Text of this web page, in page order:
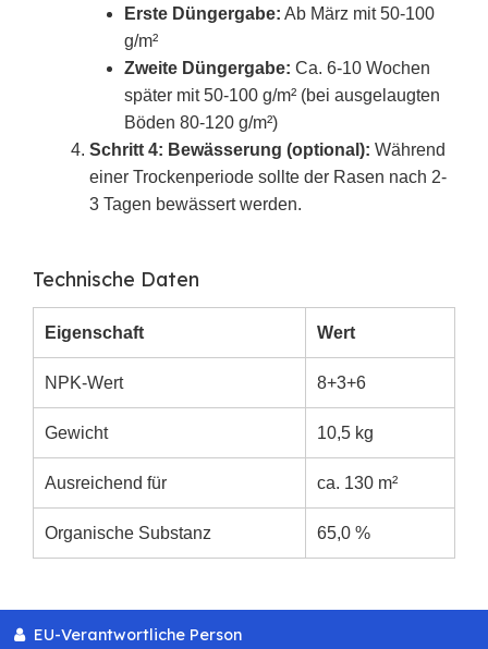
Erste Düngergabe: Ab März mit 50-100
g/m²
Zweite Düngergabe: Ca. 6-10 Wochen
später mit 50-100 g/m² (bei ausgelaugten
Böden 80-120 g/m²)
Schritt 4: Bewässerung (optional): Während
einer Trockenperiode sollte der Rasen nach 2-
3 Tagen bewässert werden.
Technische Daten
Eigenschaft Wert
NPK-Wert 8+3+6
Gewicht 10,5 kg
Ausreichend für ca. 130 m²
Organische Substanz 65,0 %
EU-Verantwortliche Person